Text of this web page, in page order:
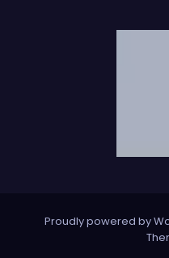
Proudly powered by